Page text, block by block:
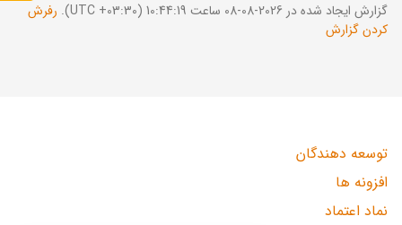
گزارش ایجاد شده در 2026-08-08 ساعت 10:44:19 (UTC +03:30).
رفرش
کردن گزارش
توسعه دهندگان
افزونه ها
نماد اعتماد